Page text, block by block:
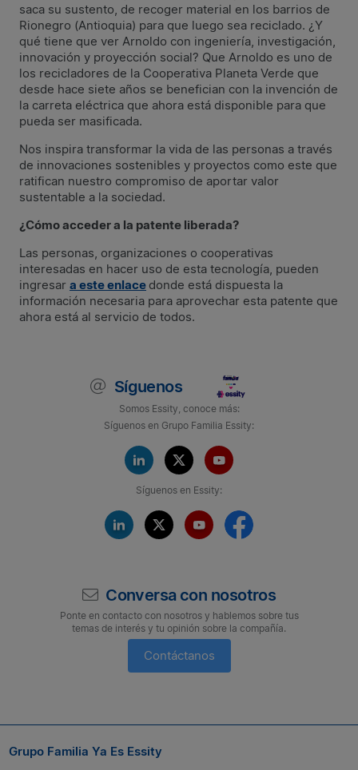
saca su sustento, de recoger material en los barrios de
Rionegro (Antioquia) para que luego sea reciclado. ¿Y
qué tiene que ver Arnoldo con ingeniería, investigación,
innovación y proyección social? Que Arnoldo es uno de
los recicladores de la Cooperativa Planeta Verde que
desde hace siete años se benefician con la invención de
la carreta eléctrica que ahora está disponible para que
pueda ser masificada.
Nos inspira transformar la vida de las personas a través
de innovaciones sostenibles y proyectos como este que
ratifican nuestro compromiso de aportar valor
sustentable a la sociedad.
¿Cómo acceder a la patente liberada?
Las personas, organizaciones o cooperativas
interesadas en hacer uso de esta tecnología, pueden
ingresar a este enlace donde está dispuesta la
información necesaria para aprovechar esta patente que
ahora está al servicio de todos.
Síguenos
Somos Essity, conoce más:
Síguenos en Grupo Familia Essity:
Síguenos en Essity:
Conversa con nosotros
Ponte en contacto con nosotros y hablemos sobre tus
temas de interés y tu opinión sobre la compañía.
Contáctanos
Si quieres seguir conectado con nosotros, suscríbete al boletín
de Grupo Familia® y entérate a tiempo de las novedades.
Grupo Familia Ya Es Essity